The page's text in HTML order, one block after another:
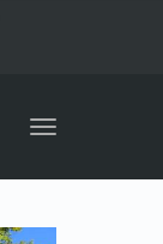
Toggle